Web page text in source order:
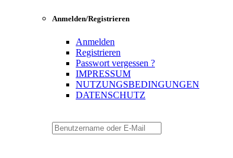
Anmelden/Registrieren
Anmelden
Registrieren
Passwort vergessen ?
IMPRESSUM
NUTZUNGSBEDINGUNGEN
DATENSCHUTZ